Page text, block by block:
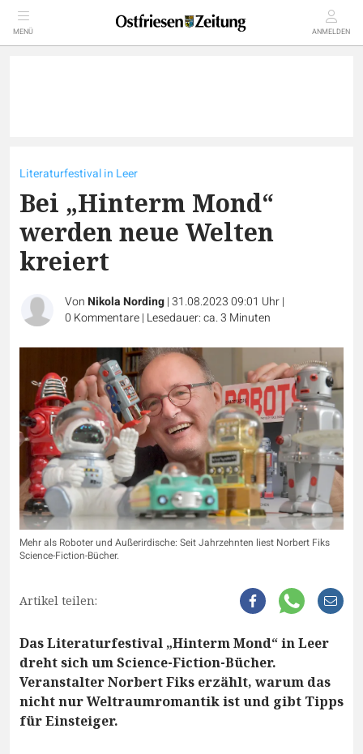
MENÜ ANMELDEN
Literaturfestival in Leer
Bei „Hinterm Mond“
werden neue Welten
kreiert
VonNikola Nording|31.08.2023 09:01 Uhr|
0 Kommentare| Lesedauer: ca. 3 Minuten
Mehr als Roboter und Außerirdische: Seit Jahrzehnten liest Norbert Fiks
Science-Fiction-Bücher.
Artikel teilen:
Das Literaturfestival „Hinterm Mond“ in Leer
dreht sich um Science-Fiction-Bücher.
Veranstalter Norbert Fiks erzählt, warum das
nicht nur Weltraumromantik ist und gibt Tipps
für Einsteiger.